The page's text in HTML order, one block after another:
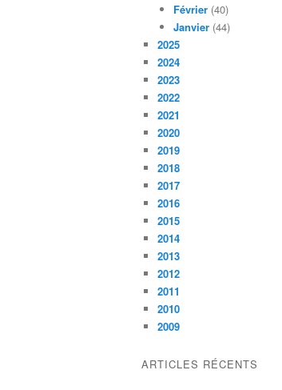
Février (40)
Janvier (44)
2025
2024
2023
2022
2021
2020
2019
2018
2017
2016
2015
2014
2013
2012
2011
2010
2009
ARTICLES RÉCENTS